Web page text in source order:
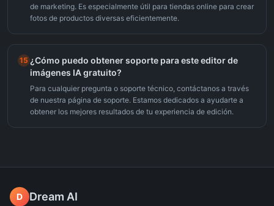
de marketing. Es especialmente útil para tiendas online para crear
fotos de productos diversas eficientemente.
15 ¿Cómo puedo obtener soporte para este editor de
imágenes IA gratuito?
Para cualquier pregunta o soporte técnico, contáctanos a través
de nuestra página de soporte. Estamos dedicados a ayudarte a
obtener los mejores resultados de tu experiencia de edición.
D Dream AI